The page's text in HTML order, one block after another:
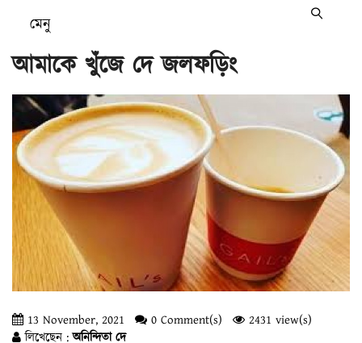
মেনু
আমাকে খুঁজে দে জলফড়িং
13 November, 2021 0 Comment(s)
2431 view(s)
লিখেছেন :অনিন্দিতা দে